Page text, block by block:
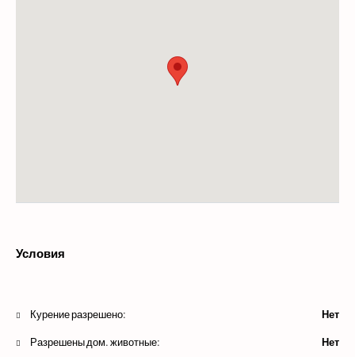
Условия
Курение разрешено: Нет
Разрешены дом. животные: Нет